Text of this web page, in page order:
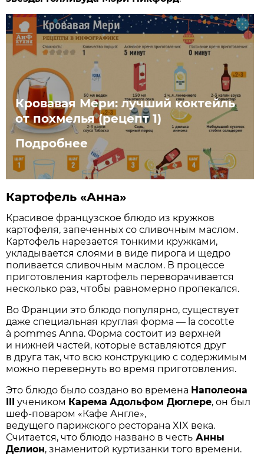
Кровавая Мери: лучший коктейль
от похмелья (рецепт 1)
Подробнее
Картофель «Анна»
Красивое французское блюдо из кружков
картофеля, запеченных со сливочным маслом.
Картофель нарезается тонкими кружками,
укладывается слоями в виде пирога и щедро
поливается сливочным маслом. В процессе
приготовления картофель переворачивается
несколько раз, чтобы равномерно пропекался.
Во Франции это блюдо популярно, существует
даже специальная круглая форма — la cocotte
à pommes Anna. Форма состоит из верхней
и нижней частей, которые вставляются друг
в друга так, что всю конструкцию с содержимым
можно перевернуть во время приготовления.
Это блюдо было создано во времена Наполеона
III учеником Карема Адольфом Дюглере, он был
шеф-поваром «Кафе Англе»,
ведущего парижского ресторана XIX века.
Считается, что блюдо названо в честь Анны
Делион, знаменитой куртизанки того времени.